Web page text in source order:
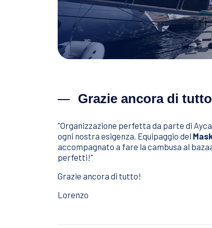
Grazie ancora di
"Organizzazione perfetta da parte di
ogni nostra esigenza. Equipaggio del
accompagnato a fare la cambusa al
perfetti!"
Grazie ancora di tutto!
Lorenzo